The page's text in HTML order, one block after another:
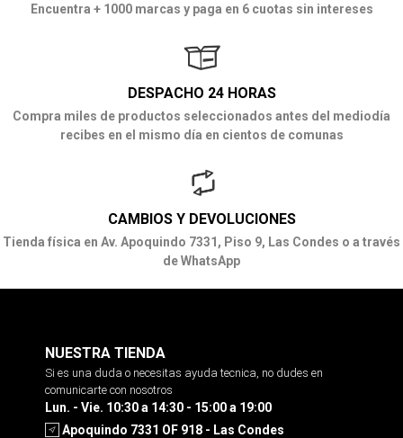
Encuentra + 1000 marcas y paga en 6 cuotas sin intereses
DESPACHO 24 HORAS
Compra miles de productos seleccionados antes del mediodía
recibes en el mismo día en cientos de comunas
CAMBIOS Y DEVOLUCIONES
Tienda física en Av. Apoquindo 7331, Piso 9, Las Condes o a través
de WhatsApp
NUESTRA TIENDA
Si es una duda o necesitas ayuda tecnica, no dudes en
comunicarte con nosotros
Lun. - Vie. 10:30 a 14:30 - 15:00 a 19:00
Apoquindo 7331 OF 918 - Las Condes